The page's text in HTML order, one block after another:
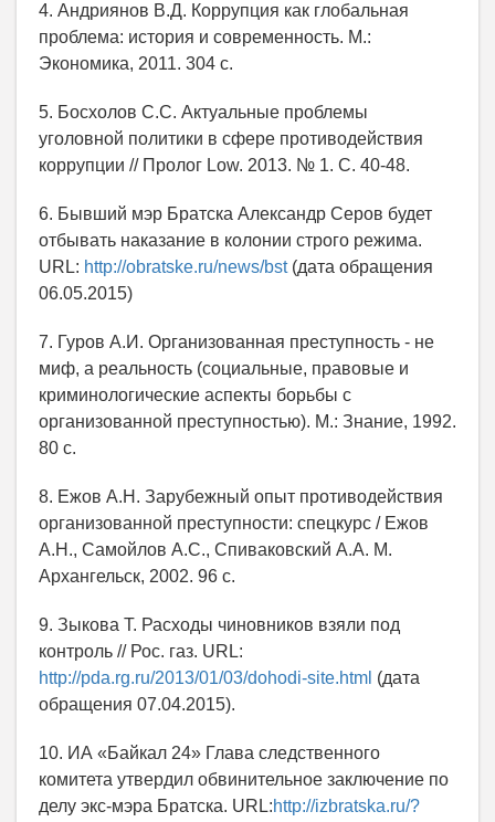
4. Андриянов В.Д. Коррупция как глобальная
проблема: история и современность. М.:
Экономика, 2011. 304 с.
5. Босхолов С.С. Актуальные проблемы
уголовной политики в сфере противодействия
коррупции // Пролог Low. 2013. № 1. С. 40-48.
6. Бывший мэр Братска Александр Серов будет
отбывать наказание в колонии строго режима.
URL: http://obratske.ru/news/bst(дата обращения
06.05.2015)
7. Гуров А.И. Организованная преступность - не
миф, а реальность (социальные, правовые и
криминологические аспекты борьбы с
организованной преступностью). М.: Знание, 1992.
80 с.
8. Ежов А.Н. Зарубежный опыт противодействия
организованной преступности: спецкурс / Ежов
А.Н., Самойлов А.С., Спиваковский А.А. М.
Архангельск, 2002. 96 с.
9. Зыкова Т. Расходы чиновников взяли под
контроль // Рос. газ. URL:
http://pda.rg.ru/2013/01/03/dohodi-site.html (дата
обращения 07.04.2015).
10. ИА «Байкал 24» Глава следственного
комитета утвердил обвинительное заключение по
делу экс-мэра Братска. URL:http://izbratska.ru/?